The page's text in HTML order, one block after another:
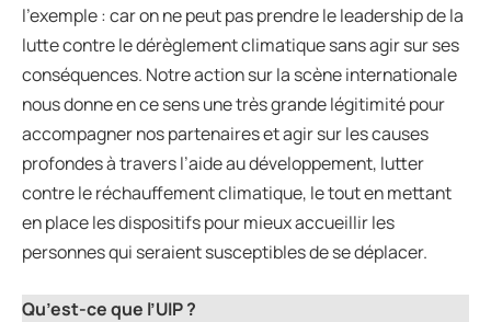
l’exemple : car on ne peut pas prendre le leadership de la
lutte contre le dérèglement climatique sans agir sur ses
conséquences. Notre action sur la scène internationale
nous donne en ce sens une très grande légitimité pour
accompagner nos partenaires et agir sur les causes
profondes à travers l’aide au développement, lutter
contre le réchauffement climatique, le tout en mettant
en place les dispositifs pour mieux accueillir les
personnes qui seraient susceptibles de se déplacer.
Qu’est-ce que l’UIP ?